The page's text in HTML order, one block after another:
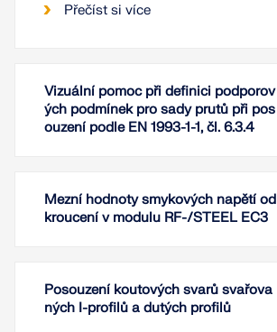
Přečíst si více
Vizuální pomoc při definici podporov
ých podmínek pro sady prutů při pos
ouzení podle EN 1993-1-1, čl. 6.3.4
Mezní hodnoty smykových napětí od
kroucení v modulu RF-/STEEL EC3
Posouzení koutových svarů svařova
ných I-profilů a dutých profilů